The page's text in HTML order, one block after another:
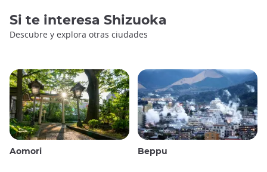
Si te interesa Shizuoka
Descubre y explora otras ciudades
Aomori Beppu